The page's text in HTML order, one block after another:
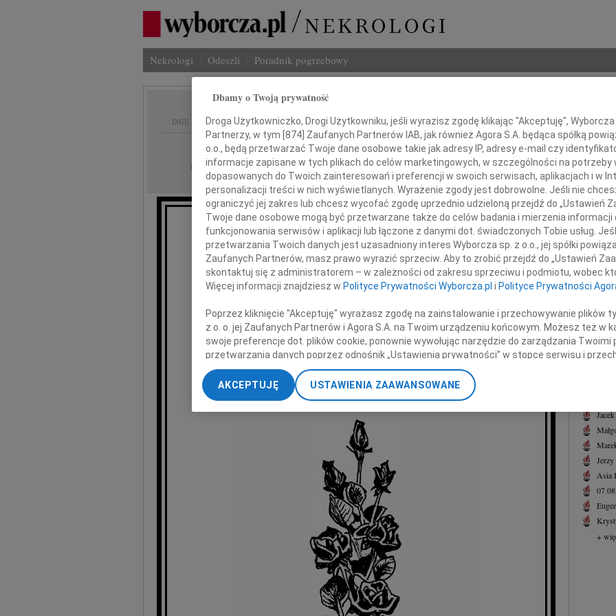
Nekrologi Odeszli Poradnik pogrzebowy
IMIĘ I NAZWISKO:
REGION: Lublin
DATA EMISJI: 12.03.2010
Pani
Zofii Bukowskiej
wyrazy głębokiego współczucia
Męża
składa
Społeczność Zespołu Szkół nr 5 w Lublinie
Imię i
INNE
W
W
W
Z
Alina
Z
+
Asia
+
Dbamy o Twoją prywatność
Droga Użytkowniczko, Drogi Użytkowniku, jeśli wyrazisz zgodę klikając "Akceptuję",
Partnerzy, w tym [ 874 ] Zaufanych Partnerów IAB, jak również Agora S.A. będąca spółką
o.o., będą przetwarzać Twoje dane osobowe takie jak adresy IP, adresy e-mail czy
informacje zapisane w tych plikach do celów marketingowych, w szczególności na potrzeby
dopasowanych do Twoich zainteresowań i preferencji w swoich serwisach, aplikacjach i w
personalizacji treści w nich wyświetlanych. Wyrażenie zgody jest dobrowolne. Jeśli nie
ograniczyć jej zakres lub chcesz wycofać zgodę uprzednio udzieloną przejdź do „Ustawień
Twoje dane osobowe mogą być przetwarzane także do celów badania i mierzenia
funkcjonowania serwisów i aplikacji lub łączone z danymi dot. świadczonych Tobie usług.
przetwarzania Twoich danych jest uzasadniony interes Wyborcza sp. z o.o., jej spółki
Zaufanych Partnerów, masz prawo wyrazić sprzeciw. Aby to zrobić przejdź do „Ustawień
skontaktuj się z administratorem – w zależności od zakresu sprzeciwu i podmiotu, wobec
Więcej informacji znajdziesz w Polityce Prywatności Wyborcza.pl i Polityce Prywatności
Poprzez kliknięcie "Akceptuję" wyrażasz zgodę na zainstalowanie i przechowywanie plików
z o. o. jej Zaufanych Partnerów i Agora S.A. na Twoim urządzeniu końcowym. Możesz też w
swoje preferencje dot. plików cookie, ponownie wywołując narzędzie do zarządzania Twoimi
przetwarzania danych poprzez odnośnik „Ustawienia prywatności” w stopce serwisu i
„Ustawienia zaawansowane”. Zmiana ustawień plików cookie możliwa jest także za pomocą
My, nasi Zaufani Partnerzy i Agora S.A. możemy przetwarzać dane osobowe w
dokładnych danych geolokalizacyjnych. Aktywne skanowanie charakterystyki urządzenia do
Przechowywanie informacji na urządzeniu lub dostęp do nich. Spersonalizowane reklamy i
treści, badnie odbiorców i ulepszanie usług.
USTAWIENIA ZAAWANSOWANE
AKCEPTUJĘ